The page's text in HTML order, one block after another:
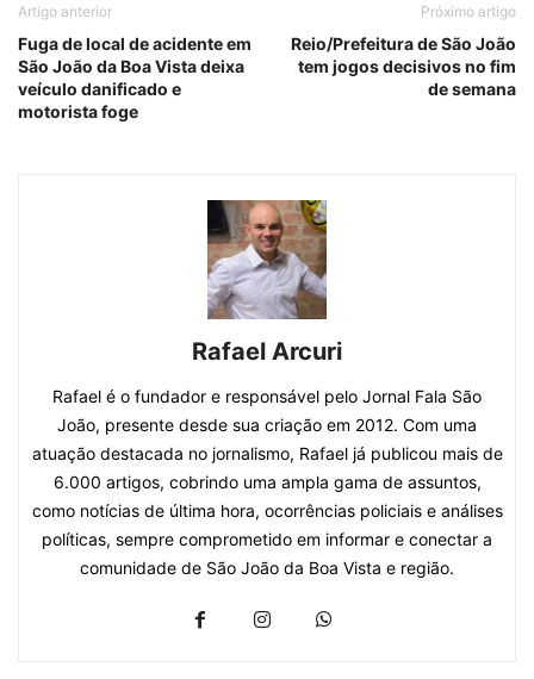
Artigo anterior
Fuga de local de acidente em
São João da Boa Vista deixa
veículo danificado e
motorista foge
Próximo artigo
Reio/Prefeitura de São João
tem jogos decisivos no fim
de semana
Rafael Arcuri
Rafael é o fundador e responsável pelo Jornal Fala São
João, presente desde sua criação em 2012. Com uma
atuação destacada no jornalismo, Rafael já publicou mais de
6.000 artigos, cobrindo uma ampla gama de assuntos,
como notícias de última hora, ocorrências policiais e análises
políticas, sempre comprometido em informar e conectar a
comunidade de São João da Boa Vista e região.